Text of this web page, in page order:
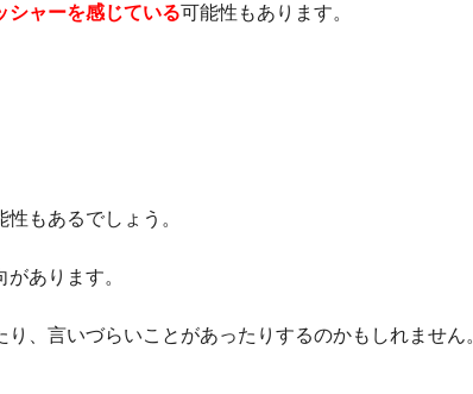
シャーを感じている可能性もあります。
もあるでしょう。
があります。
、言いづらいことがあったりするのかもしれません